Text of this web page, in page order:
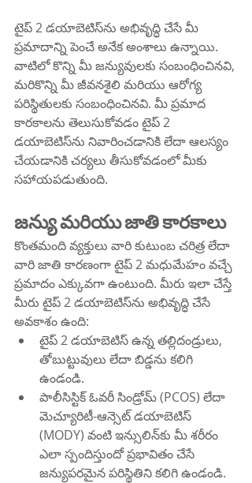
టైప్ 2 డయాబెటిస్‌ను అభివృద్ధి చేసే మీ
ప్రమాదాన్ని పెంచే అనేక అంశాలు ఉన్నాయి.
వాటిలో కొన్ని మీ జన్యువులకు సంబంధించినవి,
మరికొన్ని మీ జీవనశైలి మరియు ఆరోగ్య
పరిస్థితులకు సంబంధించినవి. మీ ప్రమాద
కారకాలను తెలుసుకోవడం టైప్ 2
డయాబెటిస్‌ను నివారించడానికి లేదా ఆలస్యం
చేయడానికి చర్యలు తీసుకోవడంలో మీకు
సహాయపడుతుంది.
జన్యు మరియు జాతి కారకాలు
కొంతమంది వ్యక్తులు వారి కుటుంబ చరిత్ర లేదా
వారి జాతి కారణంగా టైప్ 2 మధుమేహం వచ్చే
ప్రమాదం ఎక్కువగా ఉంటుంది. మీరు ఇలా చేస్తే
మీరు టైప్ 2 డయాబెటిస్‌ను అభివృద్ధి చేసే
అవకాశం ఉంది:
టైప్ 2 డయాబెటిస్ ఉన్న తల్లిదండ్రులు,
తోబుట్టువులు లేదా బిడ్డను కలిగి
ఉండండి.
పాలీసిస్టిక్ ఓవరీ సిండ్రోమ్ (PCOS) లేదా
మెచ్యూరిటీ-ఆన్సెట్ డయాబెటిస్
(MODY) వంటి ఇన్సులిన్‌కు మీ శరీరం
ఎలా స్పందిస్తుందో ప్రభావితం చేసే
జన్యుపరమైన పరిస్థితిని కలిగి ఉండండి.